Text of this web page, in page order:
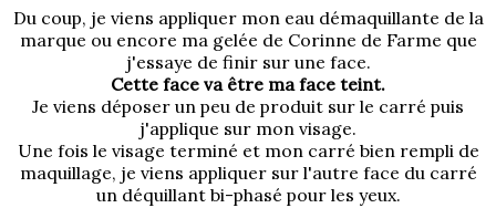
Du coup, je viens appliquer mon eau démaquillante de la
marque ou encore ma gelée de Corinne de Farme que
j'essaye de finir sur une face.
Cette face va être ma face teint.
Je viens déposer un peu de produit sur le carré puis
j'applique sur mon visage.
Une fois le visage terminé et mon carré bien rempli de
maquillage, je viens appliquer sur l'autre face du carré
un déquillant bi-phasé pour les yeux.